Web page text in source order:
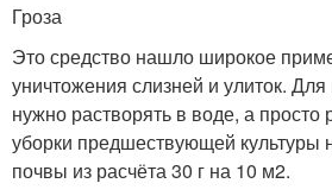
Гроза
Это средство нашло широкое
уничтожения слизней и улиток.
нужно растворять в воде, а просто
уборки предшествующей культуры
почвы из расчёта 30 г на 10 м2.